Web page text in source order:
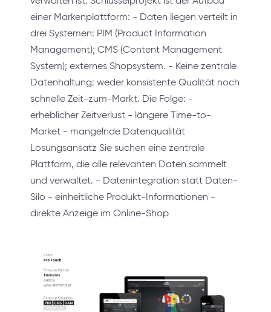
einer Markenplattform: - Daten liegen verteilt in
drei Systemen: PIM (Product Information
Management); CMS (Content Management
System); externes Shopsystem. - Keine zentrale
Datenhaltung: weder konsistente Qualität noch
schnelle Zeit-zum-Markt. Die Folge: -
erheblicher Zeitverlust - längere Time-to-
Market - mangelnde Datenqualität
Lösungsansatz Sie suchen eine zentrale
Plattform, die alle relevanten Daten sammelt
und verwaltet. - Datenintegration statt Daten-
Silo - einheitliche Produkt-Informationen -
direkte Anzeige im Online-Shop